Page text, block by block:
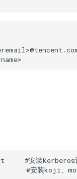
#安装kerberos